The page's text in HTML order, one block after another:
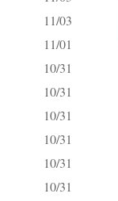
11/03
11/01
10/31
10/31
10/31
10/31
10/31
10/31